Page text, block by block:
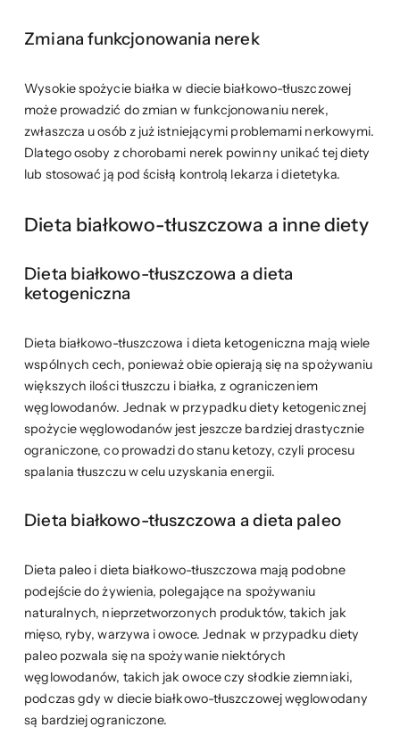
Zmiana funkcjonowania nerek
Wysokie spożycie białka w diecie białkowo-tłuszczowej
może prowadzić do zmian w funkcjonowaniu nerek,
zwłaszcza u osób z już istniejącymi problemami nerkowymi.
Dlatego osoby z chorobami nerek powinny unikać tej diety
lub stosować ją pod ścisłą kontrolą lekarza i dietetyka.
Dieta białkowo-tłuszczowa a inne diety
Dieta białkowo-tłuszczowa a dieta
ketogeniczna
Dieta białkowo-tłuszczowa i dieta ketogeniczna mają wiele
wspólnych cech, ponieważ obie opierają się na spożywaniu
większych ilości tłuszczu i białka, z ograniczeniem
węglowodanów. Jednak w przypadku diety ketogenicznej
spożycie węglowodanów jest jeszcze bardziej drastycznie
ograniczone, co prowadzi do stanu ketozy, czyli procesu
spalania tłuszczu w celu uzyskania energii.
Dieta białkowo-tłuszczowa a dieta paleo
Dieta paleo i dieta białkowo-tłuszczowa mają podobne
podejście do żywienia, polegające na spożywaniu
naturalnych, nieprzetworzonych produktów, takich jak
mięso, ryby, warzywa i owoce. Jednak w przypadku diety
paleo pozwala się na spożywanie niektórych
węglowodanów, takich jak owoce czy słodkie ziemniaki,
podczas gdy w diecie białkowo-tłuszczowej węglowodany
są bardziej ograniczone.